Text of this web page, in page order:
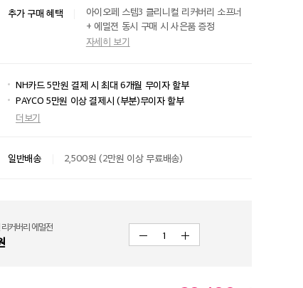
추가 구매 혜택
아이오페 스템3 클리니컬 리커버리 소프너
+ 에멀젼 동시 구매 시 사은품 증정
자세히 보기
NH카드 5만원 결제 시 최대 6개월 무이자 할부
PAYCO 5만원 이상 결제시 (부분)무이자 할부
더보기
일반배송 2,500원 (2만원 이상 무료배송)
커버리 에멀전
1